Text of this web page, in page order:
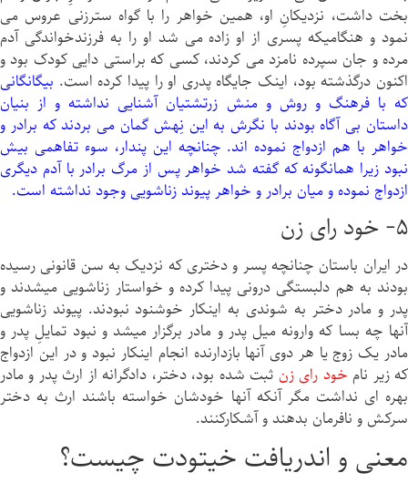
بخت داشت، نزديكانِ او، همين خواهر را با گواه سترزنى عروس می
نمود و هنگامیكه پسرى از او زاده می شد او را به فرزندخواندگى آدم
مرده و جان سپرده نامزد می كردند، كسى كه براستی دايى کودک بود و
اکنون درگذشته بود، اينک جایگاه پدرى او را پيدا كرده است. بيگانگانى
كه با فرهنگ و روش و منش زرتشتيان آشنایى نداشته و از بنیان
داستان بی آگاه بودند با نگرش به اين نِهش گمان می بردند كه برادر و
خواهر با هم ازدواج نموده اند. چنانچه اين پندار، سوء تفاهمى بيش
نبود زيرا همانگونه كه گفته شد خواهر پس از مرگ برادر با آدم ديگرى
ازدواج نموده و میان برادر و خواهر پیوند زناشویى وجود نداشته است.
۵- خود راى زن
در ايران باستان چنانچه پسر و دخترى كه نزدیک به سن قانونى رسيده
بودند به هم دلبستگی درونی پيدا كرده و خواستار زناشویى میشدند و
پدر و مادر دختر به شوندی به اينکار خوشنود نبودند. پیوند زناشويى
آنها چه بسا که وارونه ميل پدر و مادر برگزار میشد و نبود تمايلِ پدر و
مادر يک زوج يا هر دوى آنها بازدارنده انجام اينکار نبود و در اين ازدواج
كه زير نام خود راى زن ثبت شده بود، دختر، دادگرانه از ارث پدر و مادر
بهره اى نداشت مگر آنكه آنها خودشان خواسته باشند ارث به دختر
سرکش و نافرمان بدهند و آشکارکنند.
معنی و اندریافت خيتودت چيست؟